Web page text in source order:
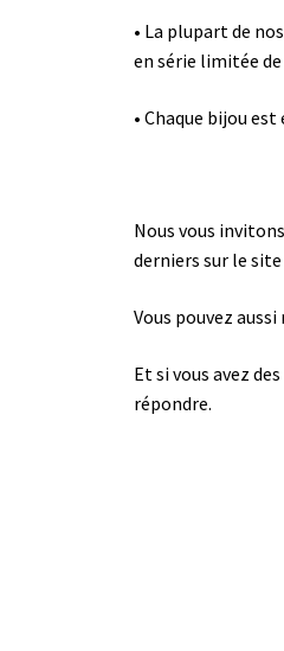
• La plupart de
en série limitée
•Chaque bijou
Nous vous
derniers sur le site
Vous pouvez
Et si vous avez
répondre.